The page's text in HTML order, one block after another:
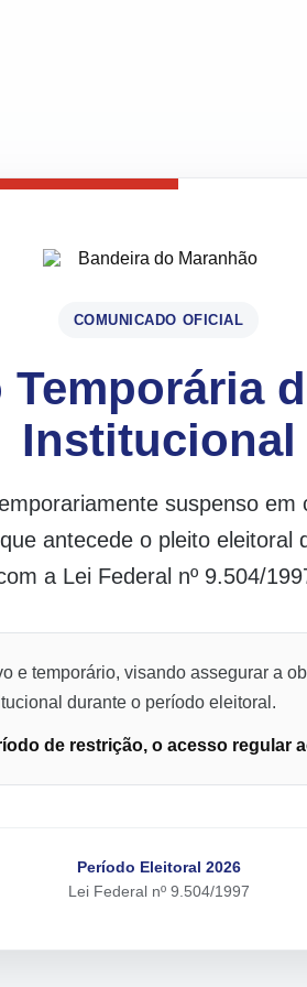
COMUNICADO OFICIAL
Temporária
Institucional
suspenso em
antecede o pleito eleitoral
a Lei Federal nº 9.504/
e temporário, visando assegurar a
durante o período eleitoral.
de restrição, o acesso regular
Período Eleitoral 2026
Lei Federal nº 9.504/1997